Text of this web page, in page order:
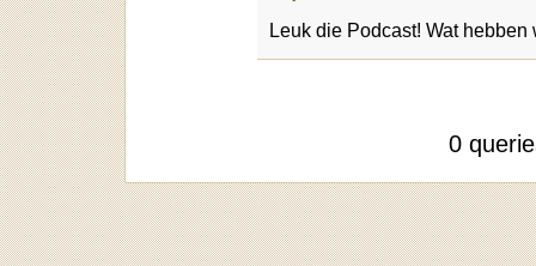
Leuk die Podcast! Wat
0